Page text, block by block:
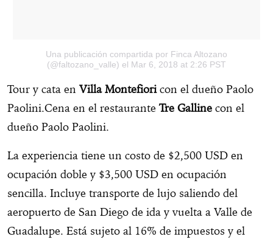
Una publicación compartida por Finca Altozano
(@faltozano_valle) el Mar 6, 2018 at 2:26 PST
Tour y cata en Villa Montefioricon el dueño Paolo
Paolini.Cena en el restauranteTre Galline con el
dueño Paolo Paolini.
La experiencia tiene un costo de $2,500 USD en
ocupación doble y $3,500 USD en ocupación
sencilla. Incluye transporte de lujo saliendo del
aeropuerto de San Diego de ida y vuelta a Valle de
Guadalupe. Está sujeto al 16% de impuestos y el